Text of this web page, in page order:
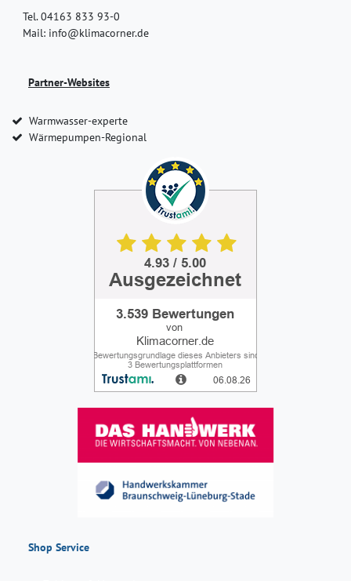
Tel. 04163 833 93-0
Mail: info@klimacorner.de
Partner-Websites
Warmwasser-experte
Wärmepumpen-Regional
Shop Service